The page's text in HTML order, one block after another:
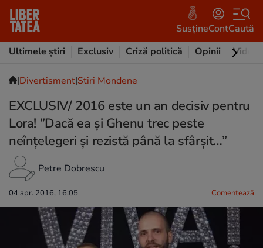
SusțineContCaută
Ultimele știri
Exclusiv Criză politică Opinii Video
|Divertisment|Stiri Mondene
EXCLUSIV/ 2016 este un an decisiv pentru
Lora! ”Dacă ea și Ghenu trec peste
neînțelegeri și rezistă până la sfârșit…”
Petre Dobrescu
04 apr. 2016, 16:05 Comentează